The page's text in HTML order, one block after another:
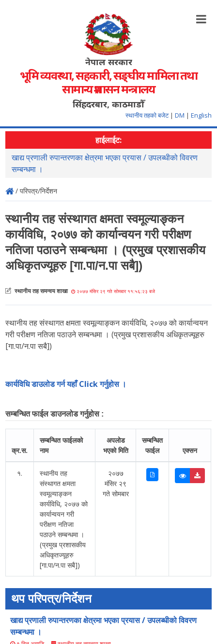
नेपाल सरकार
भूमि व्यवस्था, सहकारी, सङ्‍घीय मामिला तथा
सामान्य प्रशासन मन्त्रालय
सिंहदरबार, काठमाडौँ
स्थानीय तहको बजेट | DM | English
हाईलाईट:
खाद्य प्रणाली रुपान्तरणका क्षेत्रमा भएका प्रयास / उपलब्धीको विवरण
सम्बन्धमा ।
/ परिपत्र/निर्देशन
स्थानीय तह संस्थागत क्षमता स्वमूल्याङ्कन
कार्यविधि, २०७७ को कार्यान्वयन गरी परीक्षण
नतिजा पठाउने सम्बन्धमा । (प्रमुख प्रशासकीय
अधिकृतज्यूहरु [गा.पा/न.पा सबै])
स्थानीय तह समन्वय शाखा २०७७ मंसिर २९ गते सोमबार ११:५६:२३ बजे
स्थानीय तह संस्थागत क्षमता स्वमूल्याङ्कन कार्यविधि, २०७७ को कार्यान्वयन
गरी परीक्षण नतिजा पठाउने सम्बन्धमा । (प्रमुख प्रशासकीय अधिकृतज्यूहरु
[गा.पा/न.पा सबै])
कार्यविधि डाउलोड गर्न यहाँ Click गर्नुहोस ।
सम्बन्धित फाईल डाउनलोड गर्नुहोस :
क्र.स.
सम्बन्धित फाईलको
नाम
अपलोड
भएको मिति
सम्बन्धित
फाईल
एक्सन
१.
स्थानीय तह
संस्थागत क्षमता
स्वमूल्याङ्कन
कार्यविधि, २०७७ को
कार्यान्वयन गरी
परीक्षण नतिजा
पठाउने सम्बन्धमा ।
(प्रमुख प्रशासकीय
अधिकृतज्यूहरु
[गा.पा/न.पा सबै])
२०७७
मंसिर २९
गते सोमबार
थप परिपत्र/निर्देशन
खाद्य प्रणाली रुपान्तरणका क्षेत्रमा भएका प्रयास / उपलब्धीको विवरण
सम्बन्धमा ।